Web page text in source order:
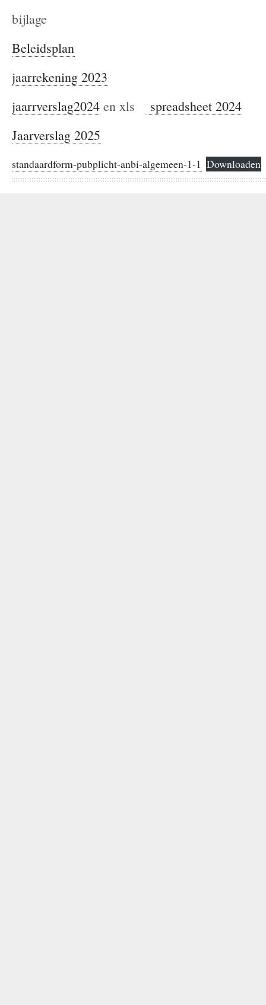
bijlage
Beleidsplan
jaarrekening 2023
jaarrverslag2024 en xls
spreadsheet 2024
Jaarverslag 2025
standaardform-pubplicht-anbi-algemeen-1-1 Downloaden